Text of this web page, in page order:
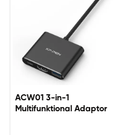
ACW01 3-in-1
Multifunktional Adaptor